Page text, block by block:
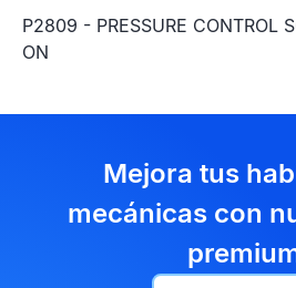
P2809 - PRESSURE CONTROL
ON
Mejora tus
mecánicas con